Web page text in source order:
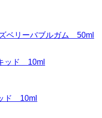
ベリーバブルガム 50ml
ド 10ml